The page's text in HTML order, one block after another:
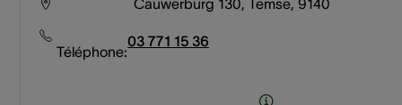
Cauwerburg 130, Temse, 9140
Téléphone:
03 771 15 36